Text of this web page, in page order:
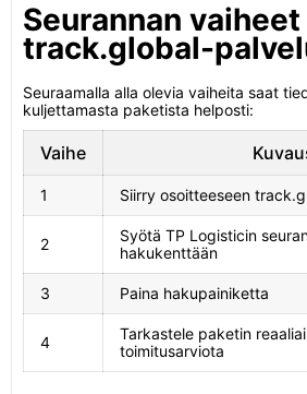
Seurannan vaiheet
track.global-
Seuraamalla alla olevia vaiheita saat
kuljettamasta paketista helposti:
Vaihe
1 Siirry osoitteeseen
2
Syötä TP Logisticin
hakukenttään
3 Paina hakupainiketta
4
Tarkastele paketin
toimitusarviota